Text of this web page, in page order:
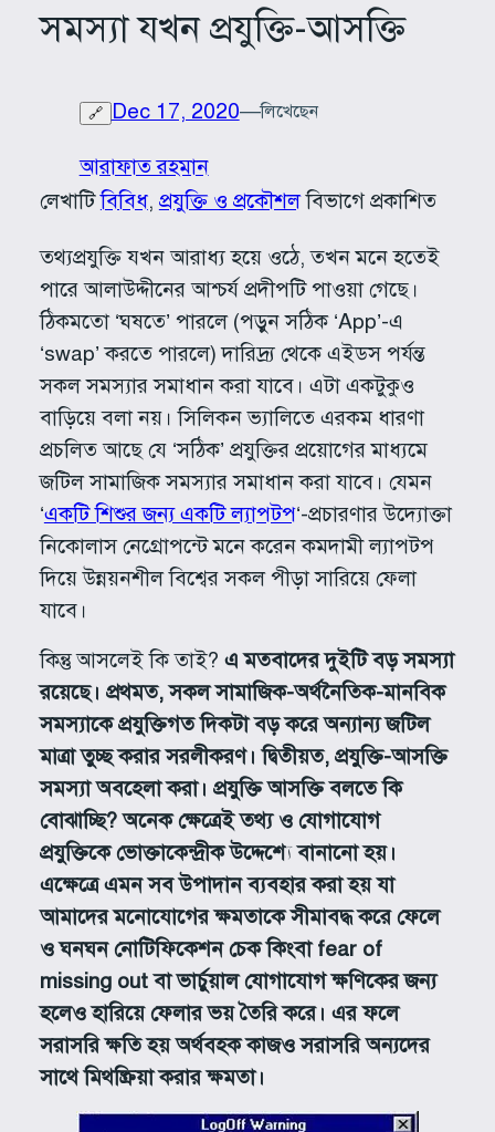
সমস্যা যখন প্রযুক্তি-আসক্তি
🔗 Dec 17, 2020—লিখেছেন
আরাফাত রহমান
লেখাটিবিবিধ, প্রযুক্তি ও প্রকৌশলবিভাগে প্রকাশিত
তথ্যপ্রযুক্তি যখন আরাধ্য হয়ে ওঠে, তখন মনে হতেই
পারে আলাউদ্দীনের আশ্চর্য প্রদীপটি পাওয়া গেছে।
ঠিকমতো ‘ঘষতে’ পারলে (পড়ুন সঠিক ‘App’-এ
‘swap’ করতে পারলে) দারিদ্র্য থেকে এইডস পর্যন্ত
সকল সমস্যার সমাধান করা যাবে। এটা একটুকুও
বাড়িয়ে বলা নয়। সিলিকন ভ্যালিতে এরকম ধারণা
প্রচলিত আছে যে ‘সঠিক’ প্রযুক্তির প্রয়োগের মাধ্যমে
জটিল সামাজিক সমস্যার সমাধান করা যাবে। যেমন
‘একটি শিশুর জন্য একটি ল্যাপটপ‘-প্রচারণার উদ্যোক্তা
নিকোলাস নেগ্রোপন্টে মনে করেন কমদামী ল্যাপটপ
দিয়ে উন্নয়নশীল বিশ্বের সকল পীড়া সারিয়ে ফেলা
যাবে।
কিন্তু আসলেই কি তাই? এ মতবাদের দুইটি বড় সমস্যা
রয়েছে। প্রথমত, সকল সামাজিক-অর্থনৈতিক-মানবিক
সমস্যাকে প্রযুক্তিগত দিকটা বড় করে অন্যান্য জটিল
মাত্রা তুচ্ছ করার সরলীকরণ। দ্বিতীয়ত, প্রযুক্তি-আসক্তি
সমস্যা অবহেলা করা। প্রযুক্তি আসক্তি বলতে কি
বোঝাচ্ছি? অনেক ক্ষেত্রেই তথ্য ও যোগাযোগ
প্রযুক্তিকে ভোক্তাকেন্দ্রীক উদ্দেশ্যে বানানো হয়।
এক্ষেত্রে এমন সব উপাদান ব্যবহার করা হয় যা
আমাদের মনোযোগের ক্ষমতাকে সীমাবদ্ধ করে ফেলে
ও ঘনঘন নোটিফিকেশন চেক কিংবা fear of
missing out বা ভার্চুয়াল যোগাযোগ ক্ষণিকের জন্য
হলেও হারিয়ে ফেলার ভয় তৈরি করে। এর ফলে
সরাসরি ক্ষতি হয় অর্থবহক কাজও সরাসরি অন্যদের
সাথে মিথষ্ক্রিয়া করার ক্ষমতা।